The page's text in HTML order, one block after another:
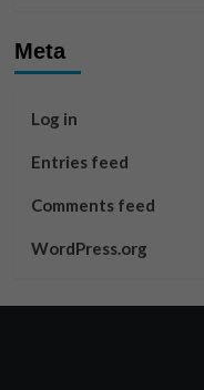
Meta
Log in
Entries feed
Comments feed
WordPress.org